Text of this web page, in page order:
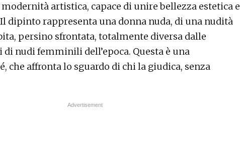
artistica, capace di unire bellezza estetica e
dipinto rappresenta una donna nuda, di una nudità
persino sfrontata, totalmente diversa dalle
nudi femminili dell’epoca. Questa è una
che affronta lo sguardo di chi la giudica, senza